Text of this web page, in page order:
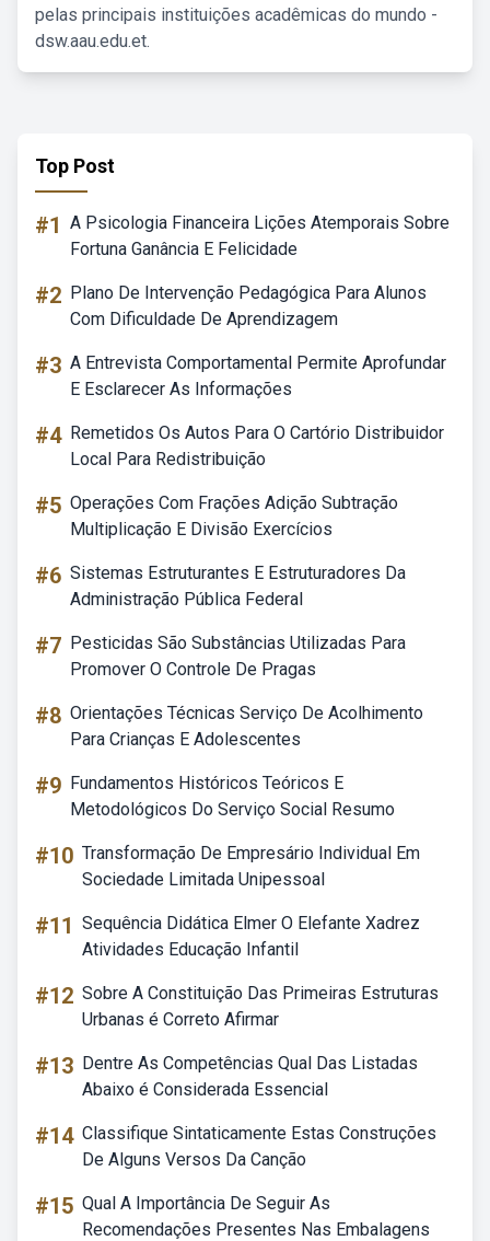
pelas principais instituições acadêmicas do mundo -
dsw.aau.edu.et.
Top Post
#1 A Psicologia Financeira Lições Atemporais Sobre
Fortuna Ganância E Felicidade
#2 Plano De Intervenção Pedagógica Para Alunos
Com Dificuldade De Aprendizagem
#3 A Entrevista Comportamental Permite Aprofundar
E Esclarecer As Informações
#4 Remetidos Os Autos Para O Cartório Distribuidor
Local Para Redistribuição
#5 Operações Com Frações Adição Subtração
Multiplicação E Divisão Exercícios
#6 Sistemas Estruturantes E Estruturadores Da
Administração Pública Federal
#7 Pesticidas São Substâncias Utilizadas Para
Promover O Controle De Pragas
#8 Orientações Técnicas Serviço De Acolhimento
Para Crianças E Adolescentes
#9 Fundamentos Históricos Teóricos E
Metodológicos Do Serviço Social Resumo
#10 Transformação De Empresário Individual Em
Sociedade Limitada Unipessoal
#11 Sequência Didática Elmer O Elefante Xadrez
Atividades Educação Infantil
#12 Sobre A Constituição Das Primeiras Estruturas
Urbanas é Correto Afirmar
#13 Dentre As Competências Qual Das Listadas
Abaixo é Considerada Essencial
#14 Classifique Sintaticamente Estas Construções
De Alguns Versos Da Canção
#15 Qual A Importância De Seguir As
Recomendações Presentes Nas Embalagens